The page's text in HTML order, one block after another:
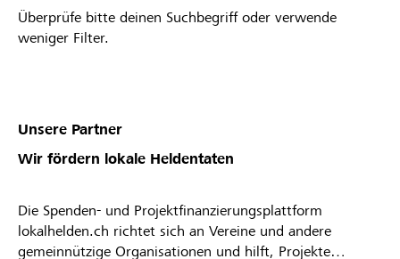
Überprüfe bitte deinen Suchbegriff oder verwende
weniger Filter.
Unsere Partner
Wir fördern lokale Heldentaten
Die Spenden- und Projektfinanzierungsplattform
lokalhelden.ch richtet sich an Vereine und andere
gemeinnützige Organisationen und hilft, Projekte